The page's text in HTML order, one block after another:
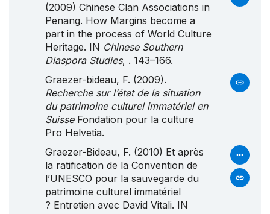
(2009) Chinese Clan Associations in
Penang. How Margins become a
part in the process of World Culture
Heritage. IN Chinese Southern
Diaspora Studies, . 143–166.
Graezer-bideau, F. (2009).
Recherche sur l’état de la situation
du patrimoine culturel immatériel en
SuisseFondation pour la culture
Pro Helvetia.
Graezer-Bideau, F. (2010) Et après
la ratification de la Convention de
l’UNESCO pour la sauvegarde du
patrimoine culturel immatériel
? Entretien avec David Vitali. IN